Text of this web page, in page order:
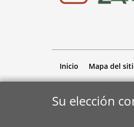
Inicio Mapa del
Su elección